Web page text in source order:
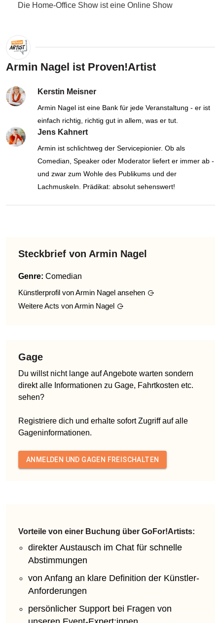
Die Home-Office Show ist eine Online Show
Armin Nagel ist Proven!Artist
Kerstin Meisner
Armin Nagel ist eine Bank für jede Veranstaltung - er ist
einfach richtig, richtig gut in allem, was er tut.
Jens Kahnert
Armin ist schlichtweg der Servicepionier. Ob als
Comedian, Speaker oder Moderator liefert er immer ab -
und zwar zum Wohle des Publikums und der
Lachmuskeln. Prädikat: absolut sehenswert!
Steckbrief von Armin Nagel
Genre: Comedian
Künstlerprofil vonArmin Nagel ansehen
Weitere Acts vonArmin Nagel
Gage
Du willst nicht lange auf Angebote warten sondern
direkt alle Informationen zu Gage, Fahrtkosten etc.
sehen?
Registriere dich und erhalte sofort Zugriff auf alle
Gageninformationen.
ANMELDEN UND GAGEN FREISCHALTEN
Vorteile von einer Buchung über GoFor!Artists:
direkter Austausch im Chat für schnelle
Abstimmungen
von Anfang an klare Definition der Künstler-
Anforderungen
persönlicher Support bei Fragen von